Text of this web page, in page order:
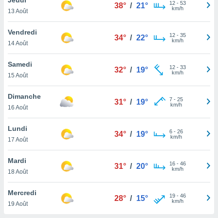
et
»,
au
vous
qu'ils
ou
le
ainsi
un
la
du
13 Août
38° / 21° 12- 53
km/h
Vendredi
14 Août
34° / 22° 12- 35
km/h
Samedi
15 Août
32° / 19° 12- 33
km/h
Dimanche
16 Août
31° / 19° 7- 25
km/h
Lundi
17 Août
34° / 19° 6- 26
km/h
Mardi
18 Août
31° / 20° 16- 46
km/h
Mercredi
19 Août
28° / 15° 19- 46
km/h